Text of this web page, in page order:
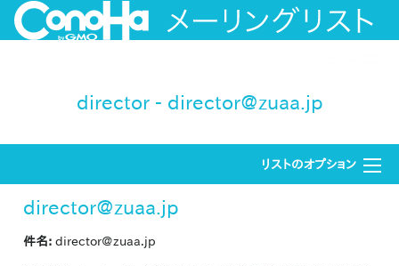
director - director@zuaa.jp
リストのオプション
director@zuaa.jp
件名: director@zuaa.jp